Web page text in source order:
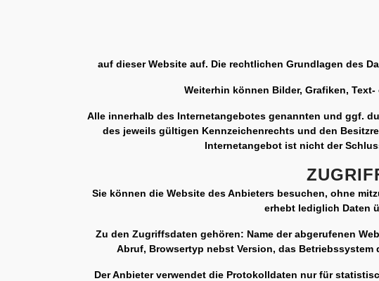
auf dieser Website auf. Die rechtlichen Grundlagen des
Weiterhin können Bilder, Grafiken,
Alle innerhalb des Internetangebotes genannten und ggf.
des jeweils gültigen Kennzeichenrechts und den
Internetangebot ist nicht der
Sie können die Website des Anbieters besuchen, ohne
erhebt lediglich Daten
Zu den Zugriffsdaten gehören: Name der abgerufenen
Abruf, Browsertyp nebst Version, das Betriebssystem
Der Anbieter verwendet die Protokolldaten nur für